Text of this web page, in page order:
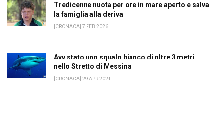
Tredicenne nuota per ore in mare aperto e salva
la famiglia alla deriva
[CRONACA] 7 FEB 2026
Avvistato uno squalo bianco di oltre 3 metri
nello Stretto di Messina
[CRONACA] 29 APR 2024